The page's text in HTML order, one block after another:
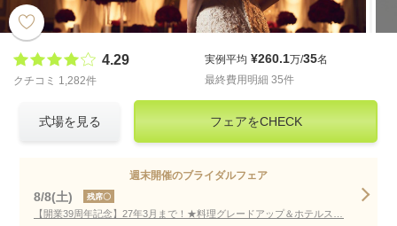
4.29
クチコミ 1,282件
実例平均 ¥260.1万/35名
最終費用明細 35件
式場を見る フェアをCHECK
週末開催のブライダルフェア
8/8(土) 残席〇